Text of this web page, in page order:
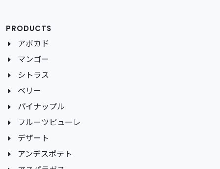
PRODUCTS
アボカド
マンゴー
シトラス
ベリー
パイナップル
フルーツピューレ
デザート
アンデスポテト